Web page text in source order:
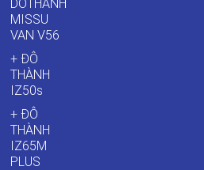
DOTHANH
MISSU
VAN V56
+ ĐÔ
THÀNH
IZ50s
+ ĐÔ
THÀNH
IZ65M
PLUS